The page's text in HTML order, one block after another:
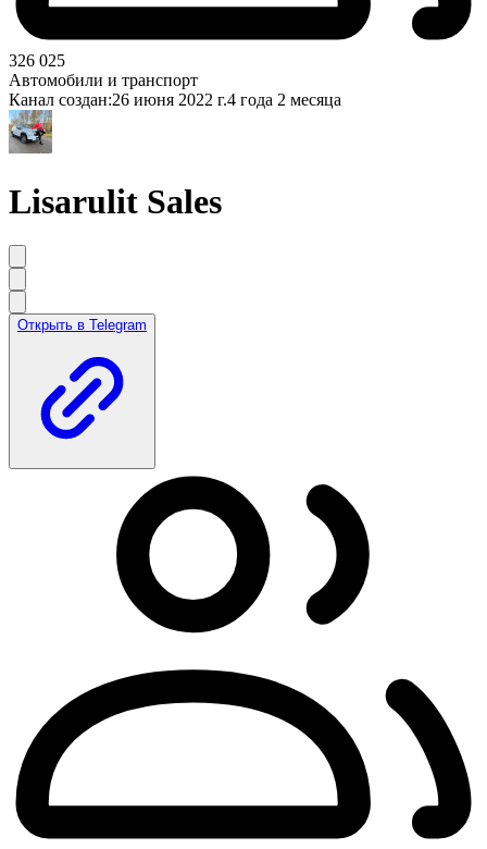
326 025
Автомобили и транспорт
Канал создан:26 июня 2022 г.4 года 2 месяца
Lisarulit Sales
Открыть в Telegram